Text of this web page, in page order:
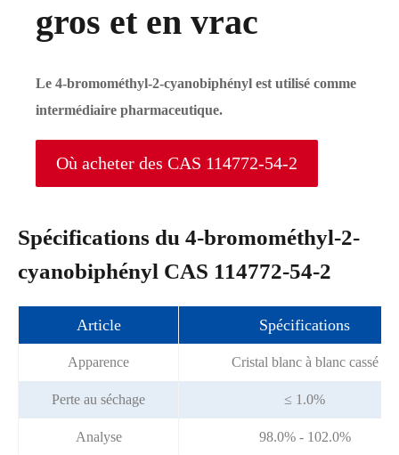
gros et en vrac
Le 4-bromométhyl-2-cyanobiphényl est utilisé comme
intermédiaire pharmaceutique.
Où acheter des CAS 114772-54-2
Spécifications du 4-bromométhyl-2-
cyanobiphényl CAS 114772-54-2
Article Spécifications
Apparence Cristal blanc à blanc cassé
Perte au séchage ≤ 1.0%
Analyse 98.0% - 102.0%